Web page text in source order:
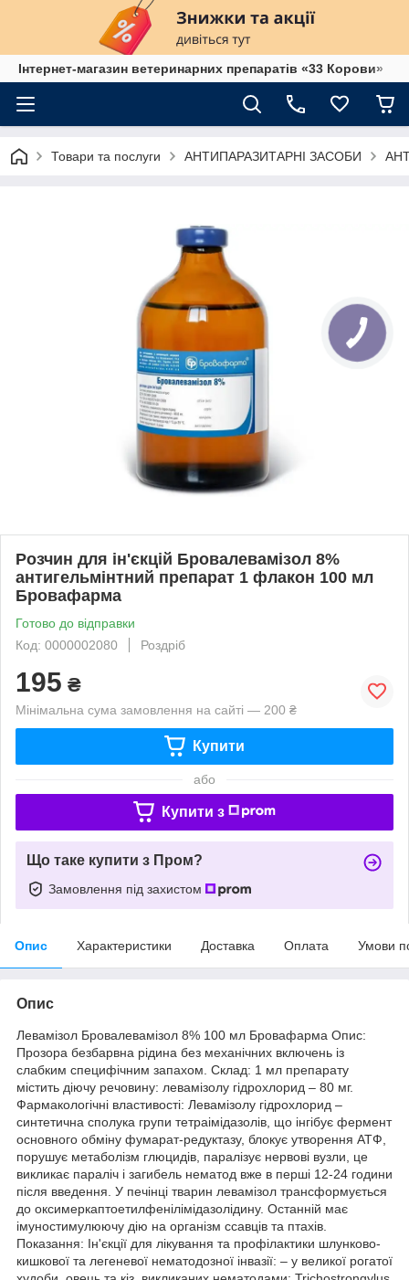
Інтернет-магазин ветеринарних препаратів «33 Корови»
Товари та послуги АНТИПАРАЗИТАРНІ ЗАСОБИ
Розчин для ін'єкцій Бровалевамізол 8%
антигельмінтний препарат 1 флакон 100 мл
Бровафарма
Готово до відправки
Код: 0000002080
Роздріб
195 ₴
Мінімальна сума замовлення на сайті — 200 ₴
Купити
або
Купити з
Що таке купити з Пром?
Замовлення під захистом
Опис Характеристики Доставка Оплата Умови
Опис
Левамізол Бровалевамізол 8% 100 мл Бровафарма Опис:
Прозора безбарвна рідина без механічних включень із
слабким специфічним запахом. Склад: 1 мл препарату
містить діючу речовину: левамізолу гідрохлорид – 80 мг.
Фармакологічні властивості: Левамізолу гідрохлорид –
синтетична сполука групи тетраімідазолів, що інгібує фермент
основного обміну фумарат-редуктазу, блокує утворення АТФ,
порушує метаболізм глюцидів, паралізує нервові вузли, це
викликає параліч і загибель нематод вже в перші 12-24 години
після введення. У печінці тварин левамізол трансформується
до оксимеркаптоетилфенілімідазолідину. Останній має
імуностимулюючу дію на організм ссавців та птахів.
Показання: Ін'єкції для лікування та профілактики шлунково-
кишкової та легеневої нематодозної інвазії: – у великої рогатої